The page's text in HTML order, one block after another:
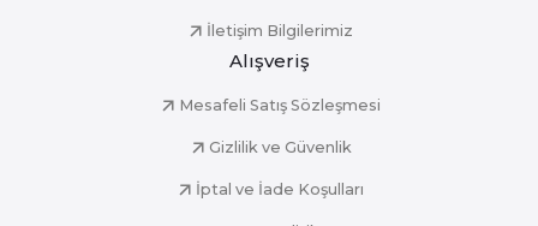
İletişim Bilgilerimiz
Alışveriş
Mesafeli Satış Sözleşmesi
Gizlilik ve Güvenlik
İptal ve İade Koşulları